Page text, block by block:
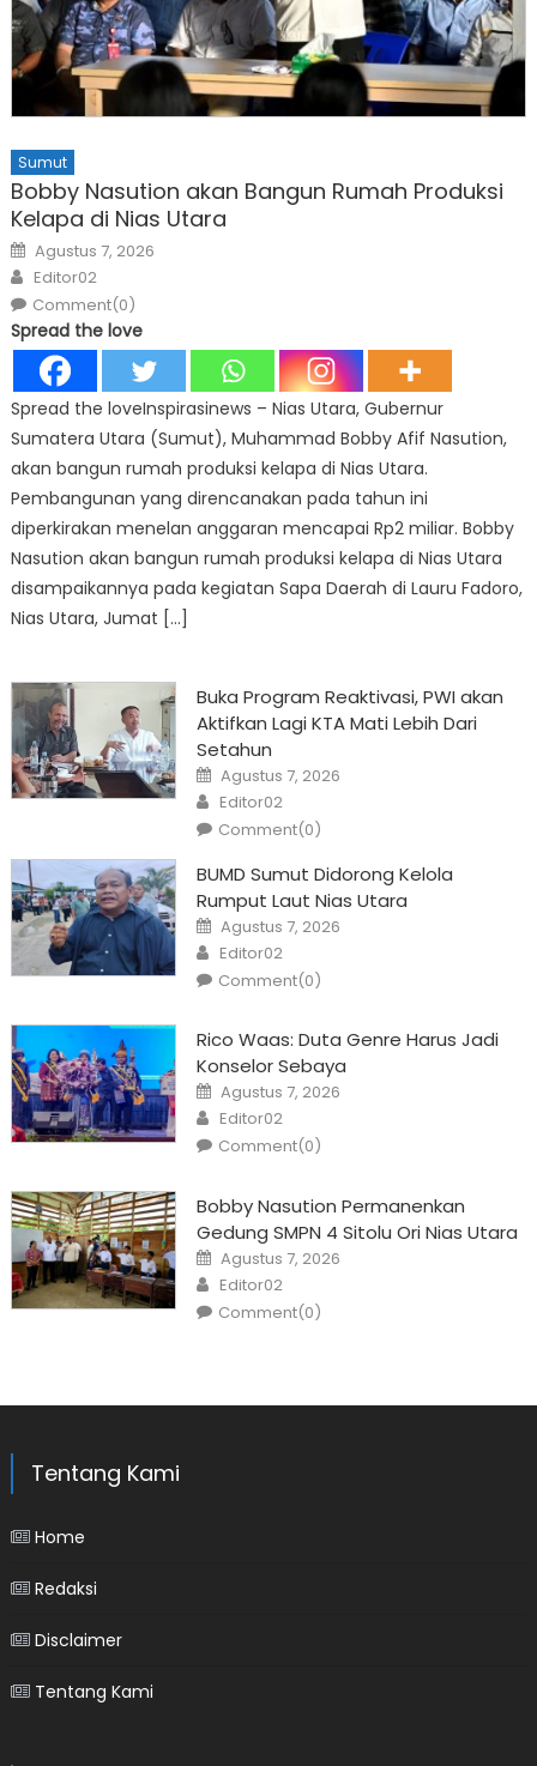
Sumut
Bobby Nasution akan Bangun Rumah Produksi
Kelapa di Nias Utara
Posted
on
Agustus 7, 2026
Author
Editor02
Comment(0)
Spread the love
Spread the loveInspirasinews – Nias Utara, Gubernur
Sumatera Utara (Sumut), Muhammad Bobby Afif Nasution,
akan bangun rumah produksi kelapa di Nias Utara.
Pembangunan yang direncanakan pada tahun ini
diperkirakan menelan anggaran mencapai Rp2 miliar. Bobby
Nasution akan bangun rumah produksi kelapa di Nias Utara
disampaikannya pada kegiatan Sapa Daerah di Lauru Fadoro,
Nias Utara, Jumat […]
Buka Program Reaktivasi, PWI akan
Aktifkan Lagi KTA Mati Lebih Dari
Setahun
Posted
on
Agustus 7, 2026
Author
Editor02
Comment(0)
BUMD Sumut Didorong Kelola
Rumput Laut Nias Utara
Posted
on
Agustus 7, 2026
Author
Editor02
Comment(0)
Rico Waas: Duta Genre Harus Jadi
Konselor Sebaya
Posted
on
Agustus 7, 2026
Author
Editor02
Comment(0)
Bobby Nasution Permanenkan
Gedung SMPN 4 Sitolu Ori Nias Utara
Posted
on
Agustus 7, 2026
Author
Editor02
Comment(0)
Tentang Kami
Home
Redaksi
Disclaimer
Tentang Kami